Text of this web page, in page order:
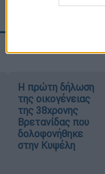
Η πρώτη δήλωση
της οικογένειας
της 38χρονης
Βρετανίδας που
δολοφονήθηκε
στην Κυψέλη